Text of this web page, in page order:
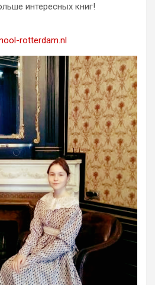
интересных книг!
rotterdam.nl